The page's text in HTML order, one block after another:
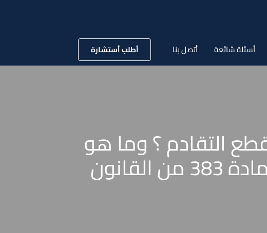
أسئلة شائعة أتصل بنا أطلب أستشارة
التقادم ؟ وما هو
مدلول التنبيه القاطع للتقادم المعنى في نص المادة 383 من القانون